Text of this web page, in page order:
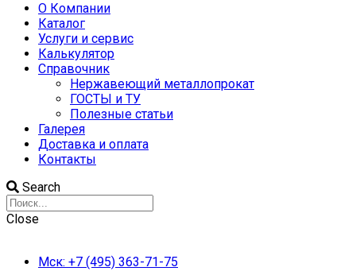
О Компании
Каталог
Услуги и сервис
Калькулятор
Справочник
Нержавеющий металлопрокат
ГОСТЫ и ТУ
Полезные статьи
Галерея
Доставка и оплата
Контакты
Search
Close
Мск: +7 (495) 363-71-75